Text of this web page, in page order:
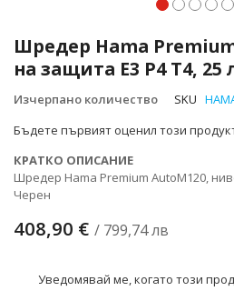
Шредер Hama
на защита E3 P4 T4, 25
Изчерпано количество SKU
Бъдете първият оценил този
КРАТКО ОПИСАНИЕ
Шредер Hama Premium AutoM120,
Черен
408,90 € / 799,74 лв
Уведомявай ме, когато този
към
началото
на
галерия
снимки